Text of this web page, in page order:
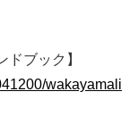
ドブック】
wakayamali